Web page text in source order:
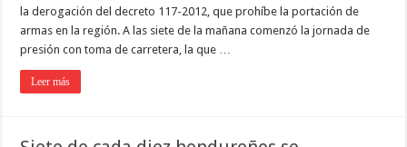
la derogación del decreto 117-2012, que prohíbe la portación de
armas en la región. A las siete de la mañana comenzó la jornada de
presión con toma de carretera, la que …
Leer más